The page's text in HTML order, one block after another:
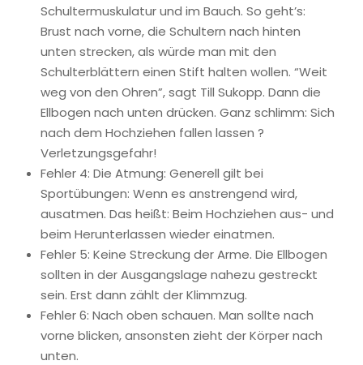
Schultermuskulatur und im Bauch. So geht’s:
Brust nach vorne, die Schultern nach hinten
unten strecken, als würde man mit den
Schulterblättern einen Stift halten wollen. “Weit
weg von den Ohren”, sagt Till Sukopp. Dann die
Ellbogen nach unten drücken. Ganz schlimm: Sich
nach dem Hochziehen fallen lassen ?
Verletzungsgefahr!
Fehler 4: Die Atmung: Generell gilt bei
Sportübungen: Wenn es anstrengend wird,
ausatmen. Das heißt: Beim Hochziehen aus- und
beim Herunterlassen wieder einatmen.
Fehler 5: Keine Streckung der Arme. Die Ellbogen
sollten in der Ausgangslage nahezu gestreckt
sein. Erst dann zählt der Klimmzug.
Fehler 6: Nach oben schauen. Man sollte nach
vorne blicken, ansonsten zieht der Körper nach
unten.